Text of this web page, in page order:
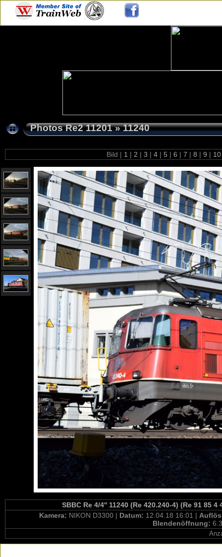
Photos Re2 11201»11240
Bild | 1 | 2 | 3 | 4 | 5 | 6 | 7 | 8 | 9 |
SBBC Re 4/4'' 11240 (Re 420.240-4) (Re 91 85
Kamera: NIKON D3300 | Datum: 12.04.18 16:01 |
Blendenöffnung: